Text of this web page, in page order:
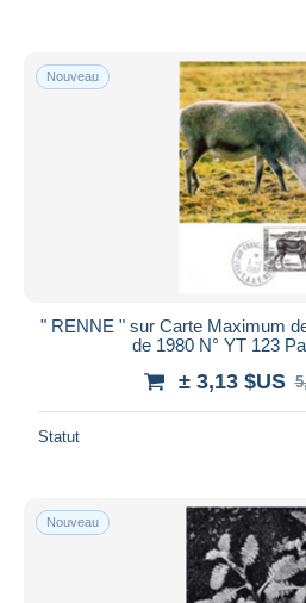
Nouveau
" RENNE " sur Carte Maximum
de 1980 N° YT 123
± 3,13 $US
Statut
Nouveau